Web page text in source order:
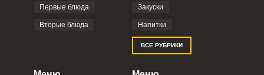
Фото до 4 шт, до 5 mb
Отправляя эту форму, вы соглашаетесь с
Политикой
Пользовательским
Первые блюда
Вторые блюда
Закуски
Напитки
ВСЕ РУБРИКИ